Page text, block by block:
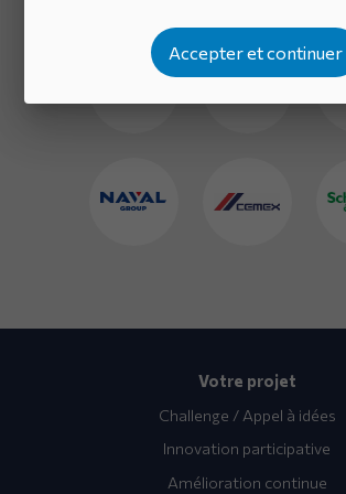
Accepter et continuer
Votre projet
Challenge / Appel à idées
Innovation participative
Amélioration continue